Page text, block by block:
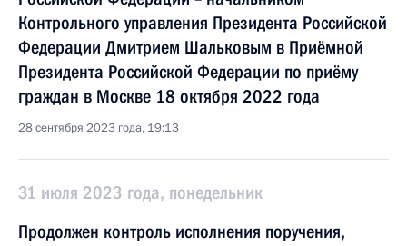
Контрольного управления Президента Российской
Федерации Дмитрием Шальковым в Приёмной
Президента Российской Федерации по приёму
граждан в Москве 18 октября 2022 года
28 сентября 2023 года, 19:13
31 июля 2023 года, понедельник
Продолжен контроль исполнения поручения,